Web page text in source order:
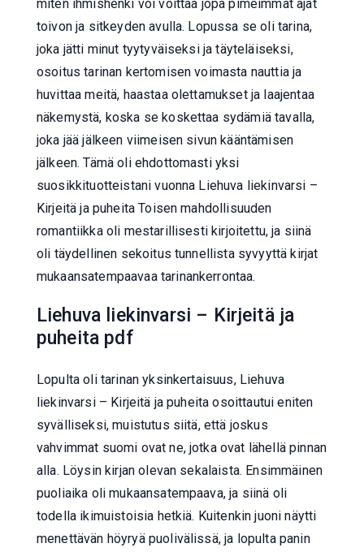
miten ihmishenki voi voittaa jopa pimeimmät ajat
toivon ja sitkeyden avulla. Lopussa se oli tarina,
joka jätti minut tyytyväiseksi ja täyteläiseksi,
osoitus tarinan kertomisen voimasta nauttia ja
huvittaa meitä, haastaa olettamukset ja laajentaa
näkemystä, koska se koskettaa sydämiä tavalla,
joka jää jälkeen viimeisen sivun kääntämisen
jälkeen. Tämä oli ehdottomasti yksi
suosikkituotteistani vuonna Liehuva liekinvarsi –
Kirjeitä ja puheita Toisen mahdollisuuden
romantiikka oli mestarillisesti kirjoitettu, ja siinä
oli täydellinen sekoitus tunnellista syvyyttä kirjat
mukaansatempaavaa tarinankerrontaa.
Liehuva liekinvarsi – Kirjeitä ja
puheita pdf
Lopulta oli tarinan yksinkertaisuus, Liehuva
liekinvarsi – Kirjeitä ja puheita osoittautui eniten
syvälliseksi, muistutus siitä, että joskus
vahvimmat suomi ovat ne, jotka ovat lähellä pinnan
alla. Löysin kirjan olevan sekalaista. Ensimmäinen
puoliaika oli mukaansatempaava, ja siinä oli
todella ikimuistoisia hetkiä. Kuitenkin juoni näytti
menettävän höyryä puolivälissä, ja lopulta panin